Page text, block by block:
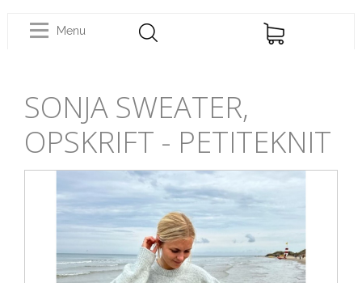
Menu
SONJA SWEATER,
OPSKRIFT - PETITEKNIT